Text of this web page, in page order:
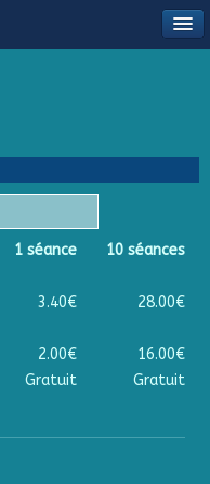
1 séance 10 séances
3.40€ 28.00€
2.00€
16.00€
Gratuit Gratuit